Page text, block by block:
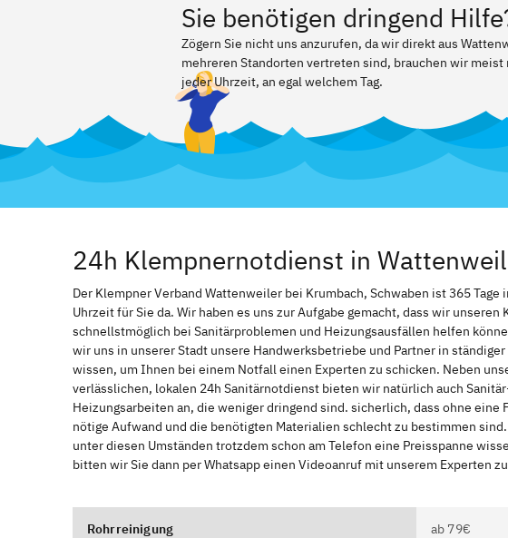
Sie benötigen dringend
Zögern Sie nicht uns anzurufen, da wir direkt aus
mehreren Standorten vertreten sind, brauchen wir
jeder Uhrzeit, an egal welchem Tag.
24h Klempnernotdienst in
Der Klempner Verband Wattenweiler bei Krumbach, Schwaben ist 365 Tage
Uhrzeit für Sie da. Wir haben es uns zur Aufgabe gemacht, dass wir unseren
schnellstmöglich bei Sanitärproblemen und Heizungsausfällen helfen
wir uns in unserer Stadt unsere Handwerksbetriebe und Partner in
wissen, um Ihnen bei einem Notfall einen Experten zu schicken. Neben
verlässlichen, lokalen 24h Sanitärnotdienst bieten wir natürlich auch
Heizungsarbeiten an, die weniger dringend sind. sicherlich, dass ohne eine
nötige Aufwand und die benötigten Materialien schlecht zu bestimmen
unter diesen Umständen trotzdem schon am Telefon eine Preisspanne
bitten wir Sie dann per Whatsapp einen Videoanruf mit unserem Experten
Rohrreinigung ab 79€